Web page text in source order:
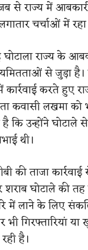
राज्य में
चर्चाओं में
राज्य के
से जुड़ा
करते हुए
कवासी लखमा को
कि उन्होंने घोटाले
थी।
की ताजा
शराब घोटाले की
लाने के लिए
गिरफ्तारियां या
है।